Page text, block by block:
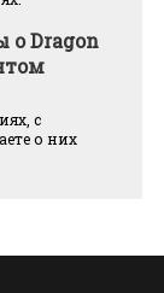
о Dragon
с
о них